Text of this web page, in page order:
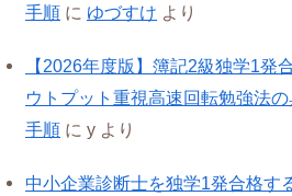
手順 に ゆづすけ より
【2026年度版】簿記2級独学1発
ウトプット重視高速回転勉強法
手順 に y より
中小企業診断士を独学1発合格す